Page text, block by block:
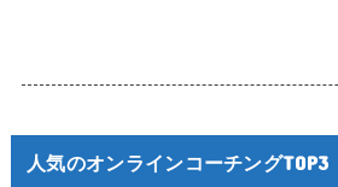
人気のオンラインコーチングTOP3